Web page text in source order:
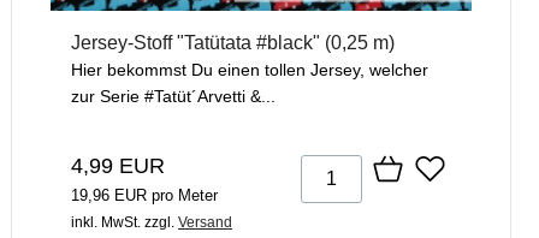
Jersey-Stoff "Tatütata #black" (0,25 m)
Hier bekommst Du einen tollen Jersey, welcher
zur Serie #Tatüt´Arvetti &...
4,99 EUR
19,96 EUR pro Meter
inkl. MwSt. zzgl. Versand